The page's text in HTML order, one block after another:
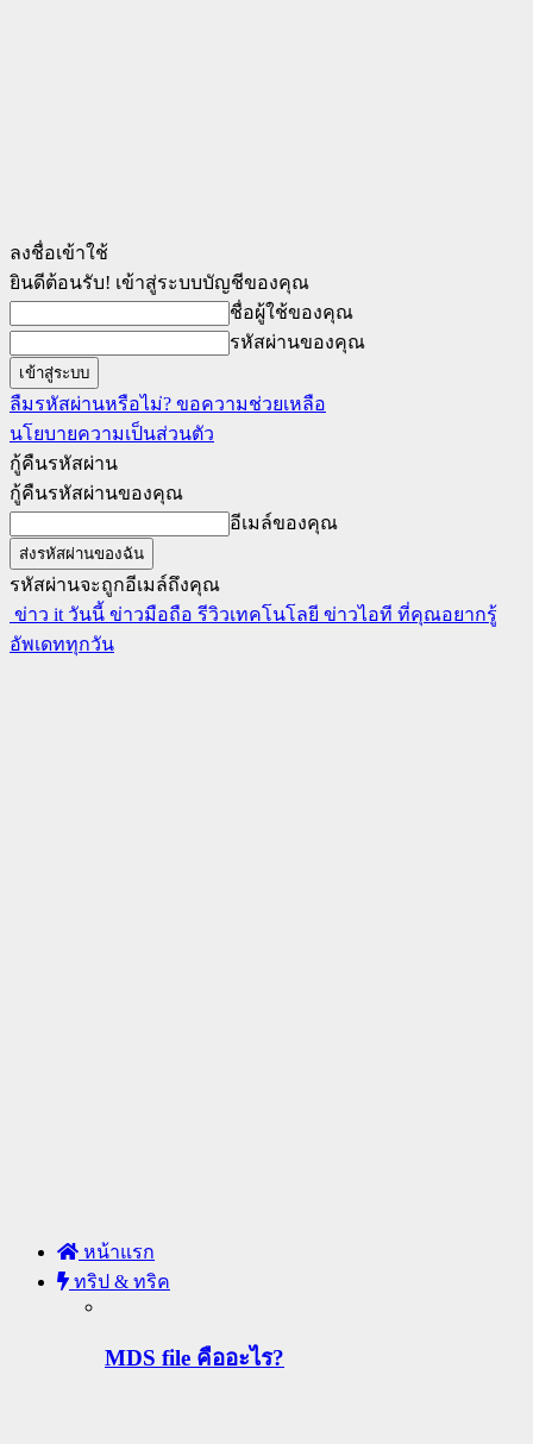
ลงชื่อเข้าใช้
ยินดีต้อนรับ! เข้าสู่ระบบบัญชีของคุณ
ชื่อผู้ใช้ของคุณ
รหัสผ่านของคุณ
ลืมรหัสผ่านหรือไม่? ขอความช่วยเหลือ
นโยบายความเป็นส่วนตัว
กู้คืนรหัสผ่าน
กู้คืนรหัสผ่านของคุณ
อีเมล์ของคุณ
รหัสผ่านจะถูกอีเมล์ถึงคุณ
ข่าว it วันนี้ ข่าวมือถือ รีวิวเทคโนโลยี ข่าวไอที ที่คุณอยากรู้
อัพเดททุกวัน
หน้าแรก
ทริป & ทริค
MDS file คืออะไร?